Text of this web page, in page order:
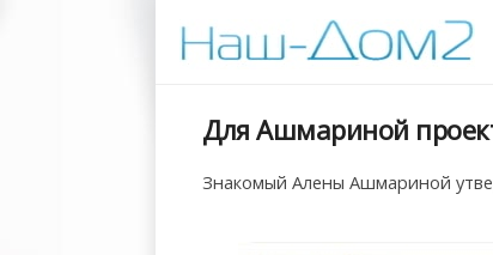
Для Ашмариной
Знакомый Алены Ашмариной